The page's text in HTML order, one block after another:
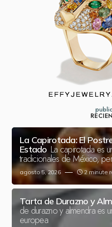
La Capirotada: El
Estado La capirotada es
tradicionales de México,
agosto 5, 2026 2 minute
Tarta de Durazno y
de durazno y almendra es
europea